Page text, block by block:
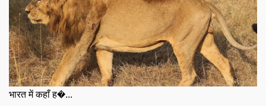
भारत में कहाँ ह�...